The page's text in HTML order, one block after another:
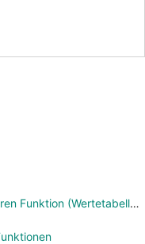
Die drei Gesichter der homogen linearen Funktion (Wertetabelle, Funktionsgleichung, Graph)